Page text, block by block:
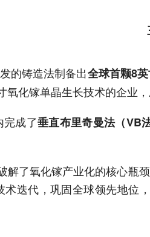
的铸造法制备出全球首颗8
化镓单晶生长技术的企业
完成了垂直布里奇曼法（VB
解了氧化镓产业化的核心瓶
迭代，巩固全球领先地位